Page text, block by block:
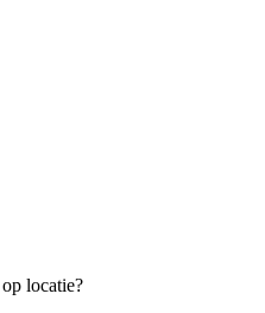
locatie?